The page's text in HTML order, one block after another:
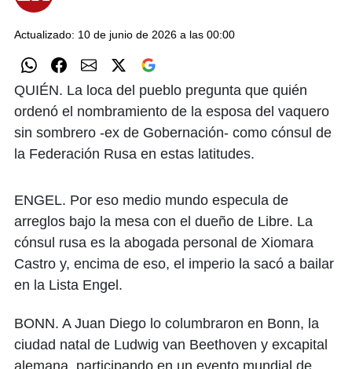
Actualizado: 10 de junio de 2026 a las 00:00
QUIÉN. La loca del pueblo pregunta que quién
ordenó el nombramiento de la esposa del vaquero
sin sombrero -ex de Gobernación- como cónsul de
la Federación Rusa en estas latitudes.
ENGEL. Por eso medio mundo especula de
arreglos bajo la mesa con el dueño de Libre. La
cónsul rusa es la abogada personal de Xiomara
Castro y, encima de eso, el imperio la sacó a bailar
en la Lista Engel.
BONN. A Juan Diego lo columbraron en Bonn, la
ciudad natal de Ludwig van Beethoven y excapital
alemana, participando en un evento mundial de